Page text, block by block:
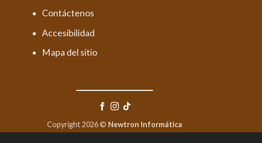
Contáctenos
Accesibilidad
Mapa del sitio
Copyright 2026 © Newtron Informática